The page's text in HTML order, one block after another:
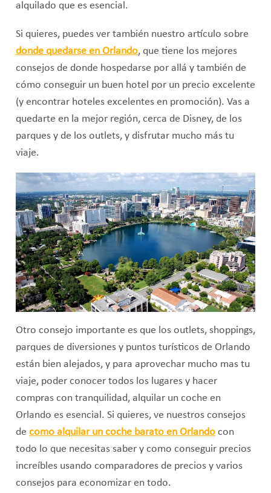
alquilado que es esencial.
Si quieres, puedes ver también nuestro artículo sobre
donde quedarse en Orlando, que tiene los mejores
consejos de donde hospedarse por allá y también de
cómo conseguir un buen hotel por un precio excelente
(y encontrar hoteles excelentes en promoción). Vas a
quedarte en la mejor región, cerca de Disney, de los
parques y de los outlets, y disfrutar mucho más tu
viaje.
Otro consejo importante es que los outlets, shoppings,
parques de diversiones y puntos turísticos de Orlando
están bien alejados, y para aprovechar mucho mas tu
viaje, poder conocer todos los lugares y hacer
compras con tranquilidad, alquilar un coche en
Orlando es esencial. Si quieres, ve nuestros consejos
de como alquilar un coche barato en Orlandocon
todo lo que necesitas saber y como conseguir precios
increíbles usando comparadores de precios y varios
consejos para economizar en todo.